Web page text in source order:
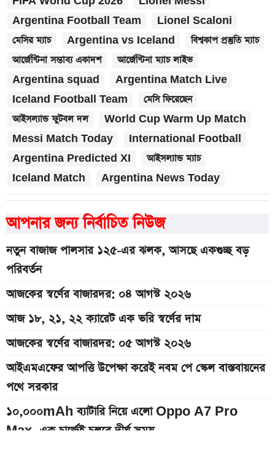
Argentina Football Team
Lionel Scaloni
মেসির ম্যাচ
Argentina vs Iceland
বিশ্বকাপ প্রস্তুতি ম্যাচ
আর্জেন্টিনা সম্ভাব্য একাদশ
আর্জেন্টিনা ম্যাচ লাইভ
Argentina squad
Argentina Match Live
Iceland Football Team
মেসি ফিরেছেন
আইসল্যান্ড ফুটবল দল
World Cup Warm Up Match
Messi Match Today
International Football
Argentina Predicted XI
আইসল্যান্ড ম্যাচ
Iceland Match
Argentina News Today
আপনার জন্য নির্বাচিত নিউজ
নতুন বাজাজ পালসার ১২৫-এর ঝলক, আসছে একগুচ্ছ বড়
পরিবর্তন
আজকের স্বর্ণের বাজারদর: ০৪ আগস্ট ২০২৬
আজ ১৮, ২১, ২২ ক্যারেট এক ভরি স্বর্ণের দাম
আজকের স্বর্ণের বাজারদর: ০৫ আগস্ট ২০২৬
আইএমএফের আপত্তি উপেক্ষা করেই নবম পে স্কেল বাস্তবায়নের
পথে সরকার
১০,০০০mAh ব্যাটারি নিয়ে এলো Oppo A7 Pro
Max, এক চার্জেই চলবে দীর্ঘ সময়